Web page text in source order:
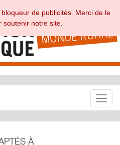
À
de publicités. Merci de le
soutenir notre site.